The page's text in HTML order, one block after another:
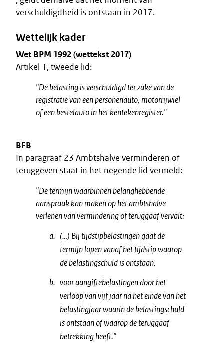
verschuldigdheid is ontstaan in 2017.
Wettelijk kader
Wet BPM 1992 (wettekst 2017)
Artikel 1, tweede lid:
"De belasting is verschuldigd ter zake van de
registratie van een personenauto, motorrijwiel
of een bestelauto in het kentekenregister."
BFB
In paragraaf 23 Ambtshalve verminderen of
teruggeven staat in het negende lid vermeld:
"De termijn waarbinnen belanghebbende
aanspraak kan maken op het ambtshalve
verlenen van vermindering of teruggaaf vervalt:
(…) Bij tijdstipbelastingen gaat de
termijn lopen vanaf het tijdstip waarop
de belastingschuld is ontstaan.
voor aangiftebelastingen door het
verloop van vijf jaar na het einde van het
belastingjaar waarin de belastingschuld
is ontstaan of waarop de teruggaaf
betrekking heeft."